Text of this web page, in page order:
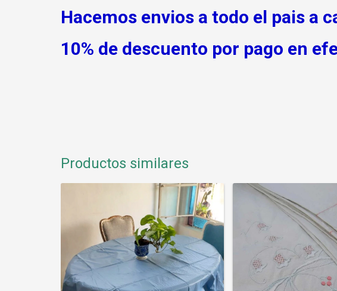
Hacemos envios a todo el pais a
10% de descuento por pago en
Productos similares